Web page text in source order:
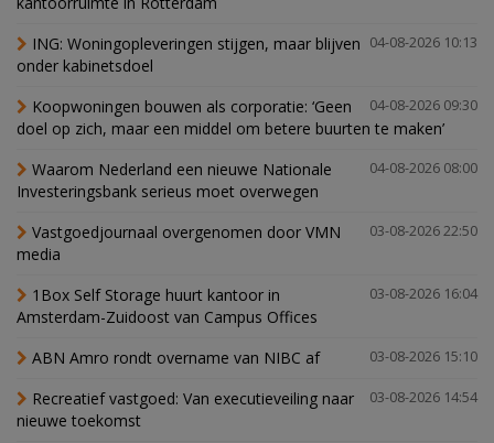
04-08-2026 10:13
ING: Woningopleveringen stijgen, maar blijven
onder kabinetsdoel
04-08-2026 09:30
Koopwoningen bouwen als corporatie: ‘Geen
doel op zich, maar een middel om betere buurten te maken’
04-08-2026 08:00
Waarom Nederland een nieuwe Nationale
Investeringsbank serieus moet overwegen
03-08-2026 22:50
Vastgoedjournaal overgenomen door VMN
media
03-08-2026 16:04
1Box Self Storage huurt kantoor in
Amsterdam-Zuidoost van Campus Offices
03-08-2026 15:10
ABN Amro rondt overname van NIBC af
03-08-2026 14:54
Recreatief vastgoed: Van executieveiling naar
nieuwe toekomst